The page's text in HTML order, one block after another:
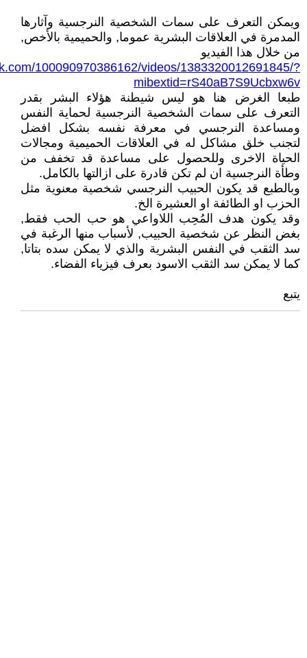
ويمكن التعرف على سمات الشخصية النرجسية وآثارها
المدمرة في العلاقات البشرية عموما, والحميمية بالأخص,
من خلال هذا الفيديو
100090970386162/videos/1383320012691845/?
mibextid=rS40aB7S9Ucbxw6v
طبعا الغرض هنا هو ليس شيطنة هؤلاء البشر بقدر
التعرف على سمات الشخصية النرجسية لحماية النفس
ومساعدة النرجسي في معرفة نفسه بشكل افضل
لتجنب خلق مشاكل له في العلاقات الحميمية ومجالات
الحياة الاخرى وللحصول على مساعدة قد تخفف من
وطأة النرجسية ان لم تكن قادرة على ازالتها بالكامل.
وبالطبع قد يكون الحبيب النرجسي شخصية معنوية مثل
الحزب او الطائفة او العشيرة الخ.
وقد يكون هدف المُحِب اللاواعي هو حب الحب فقط,
بغض النظر عن شخصية الحبيب, لأسباب منها الرغبة في
سد الثقب في النفس البشرية والذي لا يمكن سده بتاتا,
كما لا يمكن سد الثقب الاسود بعرف فيزياء الفضاء.
يتبع